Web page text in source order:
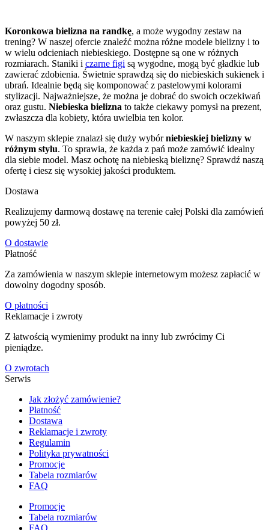
Koronkowa bielizna na randkę, a może wygodny zestaw na
trening? W naszej ofercie znaleźć można różne modele bielizny i to
w wielu odcieniach niebieskiego. Dostępne są one w różnych
rozmiarach. Staniki i czarne figi są wygodne, mogą być gładkie lub
zawierać zdobienia. Świetnie sprawdzą się do niebieskich sukienek i
ubrań. Idealnie będą się komponować z pastelowymi kolorami
stylizacji. Najważniejsze, że można je dobrać do swoich oczekiwań
oraz gustu. Niebieska bielizna to także ciekawy pomysł na prezent,
zwłaszcza dla kobiety, która uwielbia ten kolor.
W naszym sklepie znalazł się duży wybórniebieskiej bielizny w
różnym stylu. To sprawia, że każda z pań może zamówić idealny
dla siebie model. Masz ochotę na niebieską bieliznę? Sprawdź naszą
ofertę i ciesz się wysokiej jakości produktem.
Dostawa
Realizujemy darmową dostawę na terenie całej Polski dla zamówień
powyżej 50 zł.
O dostawie
Płatność
Za zamówienia w naszym sklepie internetowym możesz zapłacić w
dowolny dogodny sposób.
O płatności
Reklamacje i zwroty
Z łatwością wymienimy produkt na inny lub zwrócimy Ci
pieniądze.
O zwrotach
Serwis
Jak złożyć zamówienie?
Płatność
Dostawa
Reklamacje i zwroty
Regulamin
Polityka prywatności
Promocje
Tabela rozmiarów
FAQ
Promocje
Tabela rozmiarów